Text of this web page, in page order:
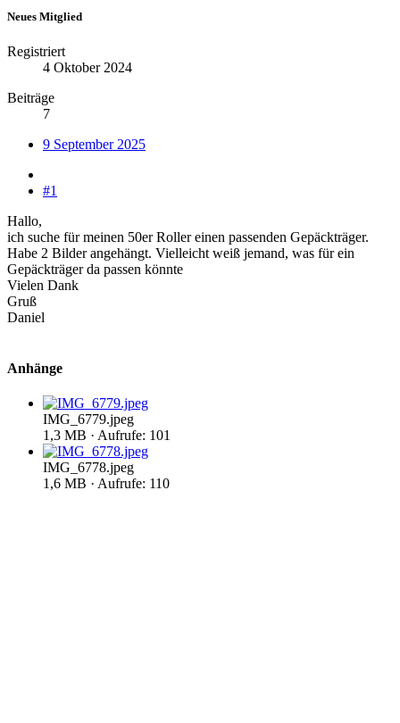
Neues Mitglied
Registriert
4 Oktober 2024
Beiträge
7
9 September 2025
#1
Hallo,
ich suche für meinen 50er Roller einen passenden Gepäckträger.
Habe 2 Bilder angehängt. Vielleicht weiß jemand, was für ein
Gepäckträger da passen könnte
Vielen Dank
Gruß
Daniel
Anhänge
IMG_6779.jpeg
1,3 MB · Aufrufe: 101
IMG_6778.jpeg
1,6 MB · Aufrufe: 110